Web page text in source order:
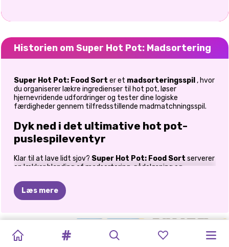
Historien om Super Hot Pot: Madsortering
Super Hot Pot: Food Sort er et madsorteringsspil , hvor
du organiserer lækre ingredienser til hot pot, løser
hjernevridende udfordringer og tester dine logiske
færdigheder gennem tilfredsstillende madmatchningsspil.
Dyk ned i det ultimative hot pot-
puslespileventyr
Klar til at lave lidt sjov? Super Hot Pot: Food Sort serverer
en lækker blanding af madsortering, gådeløsning og
for at tilberede ingredienserne er din mission at sortere dem
korrekt fra en overfyldt varm gryde fyldt med fristende fisk
og skaldyr, grøntsager, kød og andre velsmagende godbidder.
og planlægningsevner, mens du omhyggeligt udvælger de
rigtige ingredienser i den rigtige rækkefølge. Uanset om du er
fan af sorteringsspil, matchende gåder, madlavningseventyr
Læs mere
RENGØRING
DÆMONJÆGERE
GARDEROBE:
PUSLESPIL
HEXA
SORTERINGSPUSLESPIL
KØLESKAB:
PERFEKT
SLET
RET
RYDDELIGT
SWEETSU
VALENTINSDAG